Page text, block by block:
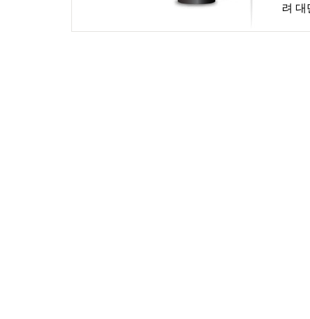
려 대